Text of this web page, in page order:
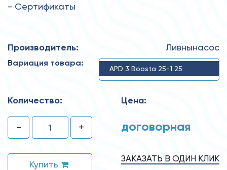
- Сертификаты
Производитель: Ливнынасос
Вариация товара:
APD 3 Boosta 25-1 25
Количество:
- +
Купить
Цена:
договорная
ЗАКАЗАТЬ В ОДИН КЛИК